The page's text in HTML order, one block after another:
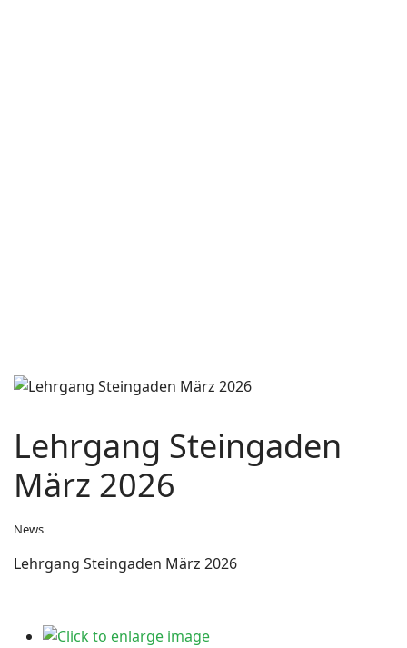
Lehrgang Steingaden
März 2026
News
Lehrgang Steingaden März 2026